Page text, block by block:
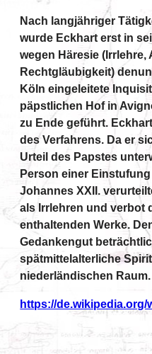
Nach langjähriger
wurde Eckhart erst in
wegen Häresie
Rechtgläubigkeit)
Köln eingeleitete
päpstlichen Hof in
zu Ende geführt.
des Verfahrens. Da er
Urteil des Papstes
Person einer
Johannes XXII.
als Irrlehren und verbot
enthaltenden Werke.
Gedankengut
spätmittelalterliche
niederländischen Raum.
https://